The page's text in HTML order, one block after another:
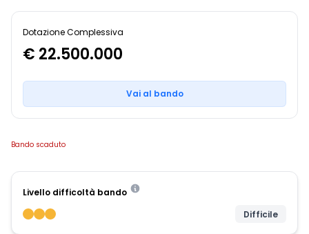
Dotazione Complessiva
€ 22.500.000
Vai al bando
Bando scaduto
Livello difficoltà bando
Difficile